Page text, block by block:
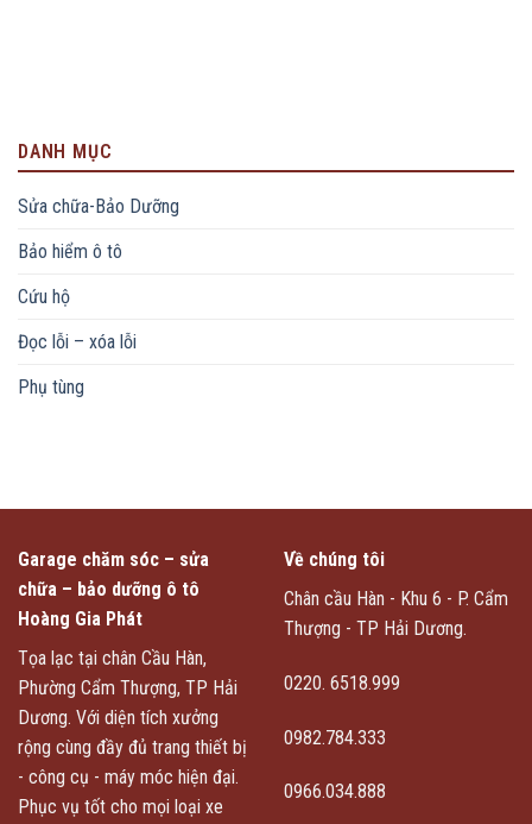
DANH MỤC
Sửa chữa-Bảo Dưỡng
Bảo hiểm ô tô
Cứu hộ
Đọc lỗi – xóa lỗi
Phụ tùng
Garage chăm sóc – sửa
chữa – bảo dưỡng ô tô
Hoàng Gia Phát
Tọa lạc tại chân Cầu Hàn,
Phường Cẩm Thượng, TP Hải
Dương. Với diện tích xưởng
rộng cùng đầy đủ trang thiết bị
- công cụ - máy móc hiện đại.
Phục vụ tốt cho mọi loại xe
Về chúng tôi
Chân cầu Hàn - Khu 6 - P. Cẩm
Thượng - TP Hải Dương.
0220. 6518.999
0982.784.333
0966.034.888